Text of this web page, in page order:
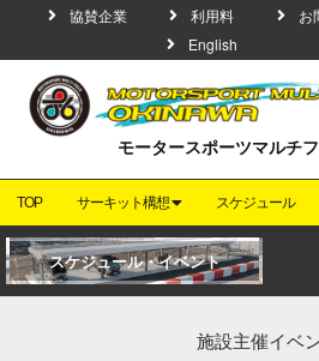
協賛企業 利用料
お
English
モータースポーツマルチ
TOP サーキット構想 スケジュール
スケジュール・イベント
施設主催イベ